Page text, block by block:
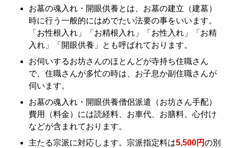
お墓の魂入れ・開眼供養とは、お墓の建立（建墓）
時に行う一般的にはめでたい法要の事をいいます。
「お性根入れ」「お精根入れ」「お性入れ」「お精
入れ」「開眼供養」とも呼ばれております。
お伺いするお坊さんのほとんどが寺持ち住職さん
で、住職さんが多忙の時は、お子息か副住職さんが
伺います。
お墓の魂入れ・開眼供養僧侶派遣（お坊さん手配）
費用（料金）には読経料、お車代、お膳料、心付け
などが含まれております。
主たる宗派に対応します。宗派指定料は5,500円の別